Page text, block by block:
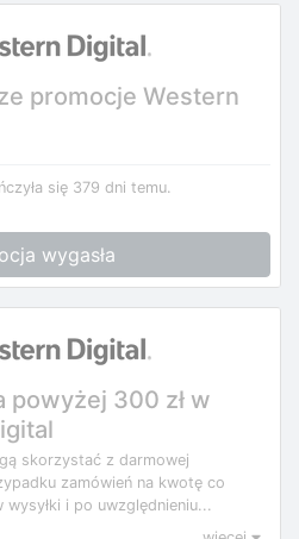
promocje Western
się 379 dni temu.
wygasła
powyżej 300 zł w
skorzystać z darmowej
zamówień na kwotę co
i po uwzględnieniu...